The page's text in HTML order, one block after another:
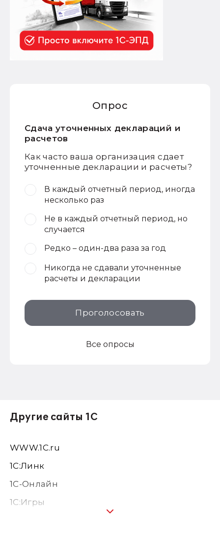
Опрос
Сдача уточненных деклараций и
расчетов
Как часто ваша организация сдает
уточненные декларации и расчеты?
В каждый отчетный период, иногда
несколько раз
Не в каждый отчетный период, но
случается
Редко – один-два раза за год
Никогда не сдавали уточненные
расчеты и декларации
Проголосовать
Все опросы
Другие сайты 1С
WWW.1С.ru
1С:Линк
1С-Онлайн
1C:Игры